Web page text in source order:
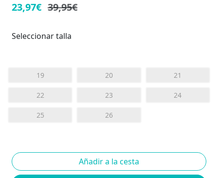
23,97€ 39,95€
Seleccionar talla
19 20 21
22 23 24
25 26